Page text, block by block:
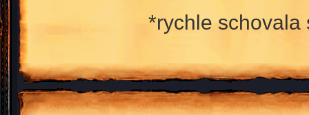
*rychle